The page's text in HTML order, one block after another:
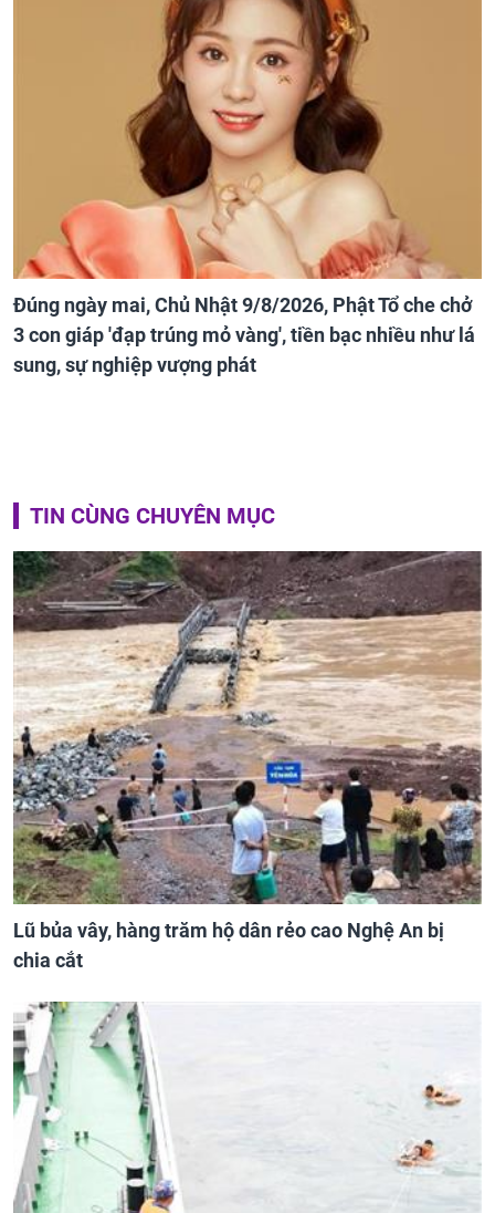
Đúng ngày mai, Chủ Nhật 9/8/2026, Phật Tổ che chở
3 con giáp 'đạp trúng mỏ vàng', tiền bạc nhiều như lá
sung, sự nghiệp vượng phát
TIN CÙNG CHUYÊN MỤC
Lũ bủa vây, hàng trăm hộ dân rẻo cao Nghệ An bị
chia cắt